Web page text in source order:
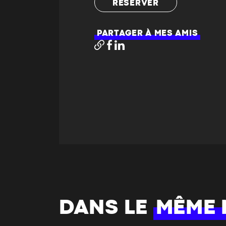
RÉSERVER
PARTAGER À MES AMIS
DANS LE MÊME